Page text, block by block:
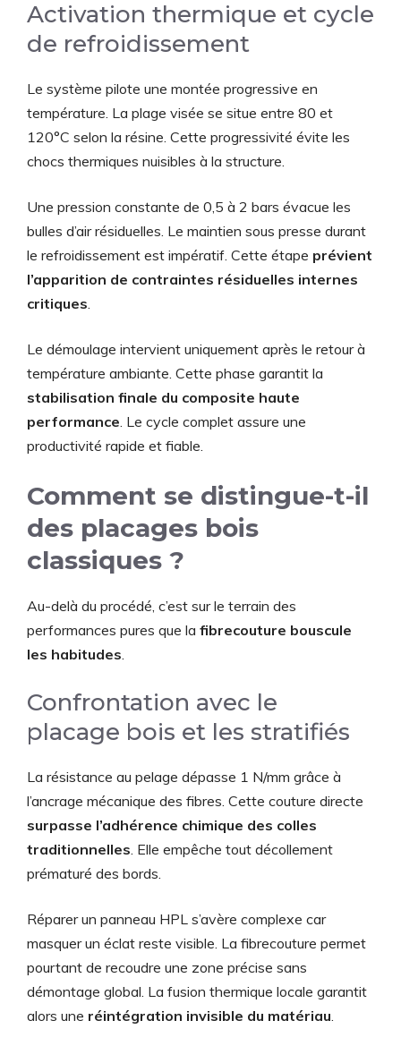
Activation thermique et cycle
de refroidissement
Le système pilote une montée progressive en
température. La plage visée se situe entre 80 et
120°C selon la résine. Cette progressivité évite les
chocs thermiques nuisibles à la structure.
Une pression constante de 0,5 à 2 bars évacue les
bulles d’air résiduelles. Le maintien sous presse durant
le refroidissement est impératif. Cette étape prévient
l’apparition de contraintes résiduelles internes
critiques.
Le démoulage intervient uniquement après le retour à
température ambiante. Cette phase garantit la
stabilisation finale du composite haute
performance. Le cycle complet assure une
productivité rapide et fiable.
Comment se distingue-t-il
des placages bois
classiques ?
Au-delà du procédé, c’est sur le terrain des
performances pures que la fibrecouture bouscule
les habitudes.
Confrontation avec le
placage bois et les stratifiés
La résistance au pelage dépasse 1 N/mm grâce à
l’ancrage mécanique des fibres. Cette couture directe
surpasse l’adhérence chimique des colles
traditionnelles. Elle empêche tout décollement
prématuré des bords.
Réparer un panneau HPL s’avère complexe car
masquer un éclat reste visible. La fibrecouture permet
pourtant de recoudre une zone précise sans
démontage global. La fusion thermique locale garantit
alors une réintégration invisible du matériau.